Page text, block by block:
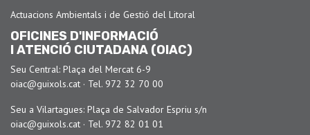
Actuacions Ambientals i de Gestió del Litoral
OFICINES D'INFORMACIÓ
I ATENCIÓ CIUTADANA (OIAC)
Seu Central: Plaça del Mercat 6-9
oiac@guixols.cat · Tel. 972 32 70 00
Seu a Vilartagues: Plaça de Salvador Espriu s/n
oiac@guixols.cat · Tel. 972 82 01 01